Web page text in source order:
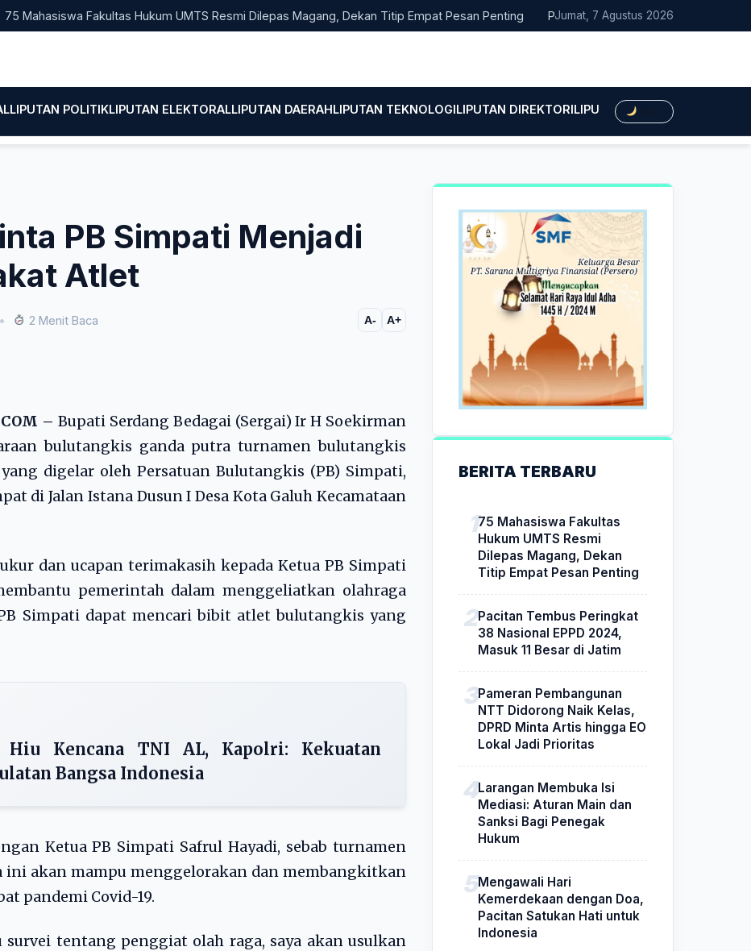
Fakultas Hukum UMTS Resmi Dilepas Magang, Dekan Titip Empat Pesan Penting Pacitan Tembus Peringkat 38 Nasional
Jumat, 7 Agustus 2026
LIPUTAN POLITIKLIPUTAN ELEKTORALLIPUTAN DAERAHLIPUTAN TEKNOLOGILIPUTAN DIREKTORILIPUTAN HUKUMLIPUTAN
PB Simpati Menjadi
Atlet
• 2 Menit Baca A- A+
–Bupati Serdang Bedagai (Sergai) Ir H Soekirman
bulutangkis ganda putra turnamen bulutangkis
digelar oleh Persatuan Bulutangkis (PB) Simpati,
di Jalan Istana Dusun I Desa Kota Galuh Kecamataan
dan ucapan terimakasih kepada Ketua PB Simpati
pemerintah dalam menggeliatkan olahraga
Simpati dapat mencari bibit atlet bulutangkis yang
Hiu Kencana TNI AL, Kapolri: Kekuatan
Bangsa Indonesia
Ketua PB Simpati Safrul Hayadi, sebab turnamen
akan mampu menggelorakan dan membangkitkan
pandemi Covid-19.
tentang penggiat olah raga, saya akan usulkan
BERITA TERBARU
75 Mahasiswa Fakultas
Hukum UMTS Resmi
Dilepas Magang, Dekan
Titip Empat Pesan Penting
Pacitan Tembus Peringkat
38 Nasional EPPD 2024,
Masuk 11 Besar di Jatim
Pameran Pembangunan
NTT Didorong Naik Kelas,
DPRD Minta Artis hingga EO
Lokal Jadi Prioritas
Larangan Membuka Isi
Mediasi: Aturan Main dan
Sanksi Bagi Penegak
Hukum
Mengawali Hari
Kemerdekaan dengan Doa,
Pacitan Satukan Hati untuk
Indonesia